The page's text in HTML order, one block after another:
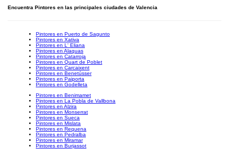
Encuentra Pintores en las principales ciudades de Valencia
Pintores en Puerto de Sagunto
Pintores en Xativa
Pintores en L' Eliana
Pintores en Alaquas
Pintores en Catarroja
Pintores en Quart de Poblet
Pintores en Carcaixent
Pintores en Benetússer
Pintores en Paiporta
Pintores en Godelleta
Pintores en Benimamet
Pintores en La Pobla de Vallbona
Pintores en Alzira
Pintores en Monserrat
Pintores en Sueca
Pintores en Mislata
Pintores en Requena
Pintores en Pedralba
Pintores en Miramar
Pintores en Burjassot